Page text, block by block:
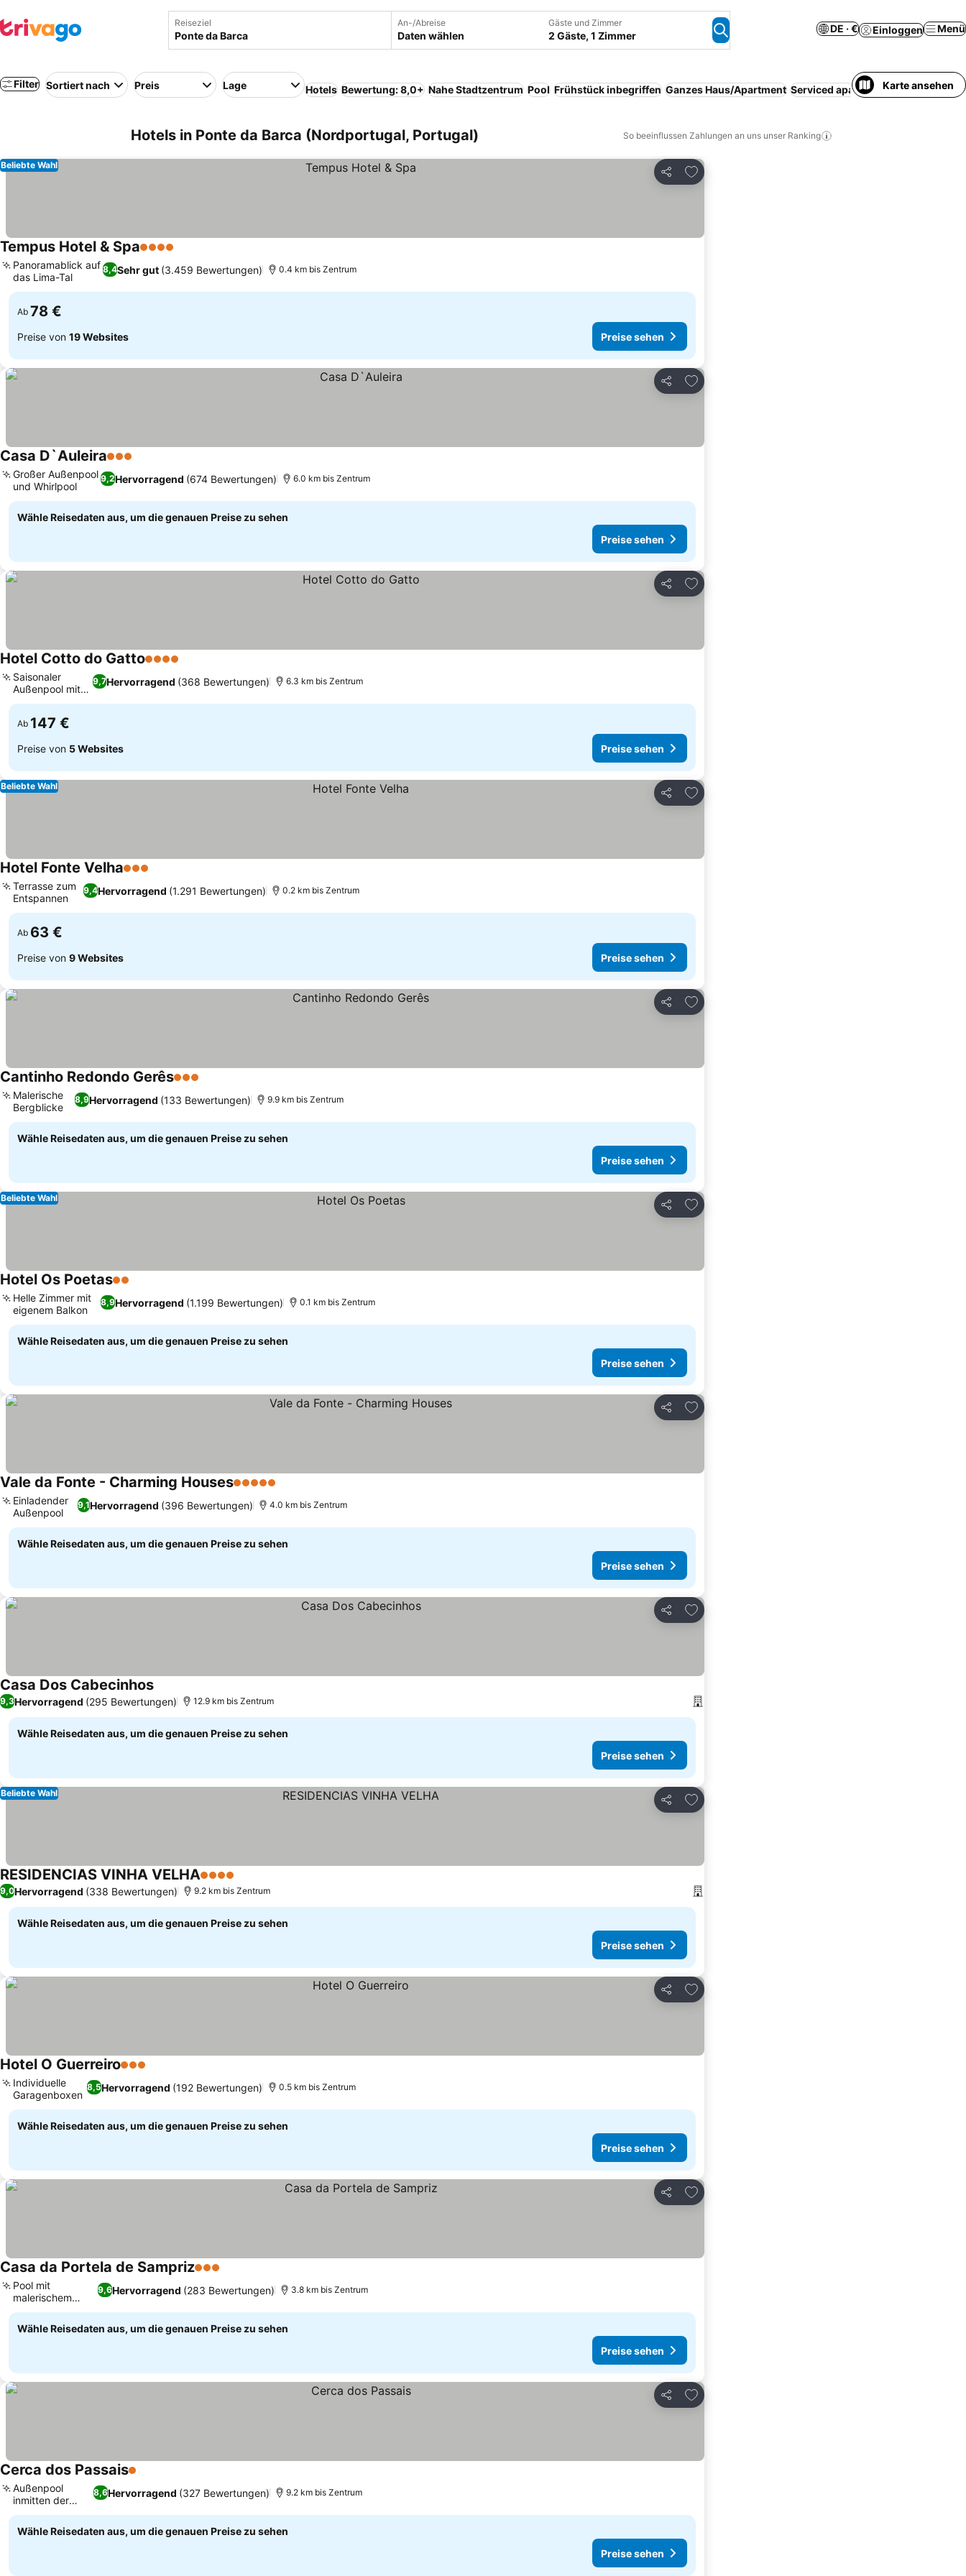
Reiseziel An-/Abreise
Daten wählen
Gäste und Zimmer
2 Gäste, 1 Zimmer
DE · € Einloggen Menü
Filter Sortiert nach Preis Lage Hotels Bewertung: 8,0+ Nahe Stadtzentrum Pool Frühstück inbegriffen Ganzes Haus/Apartment Serviced apartment Parkplatz
Karte ansehen
Hotels in Ponte da Barca (Nordportugal, Portugal) So beeinflussen Zahlungen an uns unser Ranking
Teilen
Zu Favoriten hinzufügen
Beliebte Wahl
Tempus Hotel & Spa4 Sterne
8,4Sehr gut (3.459 Bewertungen)
Panoramablick auf
das Lima-Tal
0.4 km bis Zentrum
Ab 78 €
Preise von 19 Websites Preise sehen
Teilen
Zu Favoriten hinzufügen
Casa D`Auleira3 Sterne
9,2Hervorragend (674 Bewertungen)
Großer Außenpool
und Whirlpool
6.0 km bis Zentrum
Wähle Reisedaten aus, um die genauen Preise zu sehen
Preise sehen
Teilen
Zu Favoriten hinzufügen
Hotel Cotto do Gatto4 Sterne
9,7Hervorragend (368 Bewertungen)
Saisonaler
Außenpool mit
Bar
6.3 km bis Zentrum
Ab 147 €
Preise von 5 Websites Preise sehen
Teilen
Zu Favoriten hinzufügen
Beliebte Wahl
Hotel Fonte Velha3 Sterne
9,4Hervorragend (1.291 Bewertungen)
Terrasse zum
Entspannen
0.2 km bis Zentrum
Ab 63 €
Preise von 9 Websites Preise sehen
Teilen
Zu Favoriten hinzufügen
Cantinho Redondo Gerês3 Sterne
8,9Hervorragend (133 Bewertungen)
Malerische
Bergblicke
9.9 km bis Zentrum
Wähle Reisedaten aus, um die genauen Preise zu sehen
Preise sehen
Teilen
Zu Favoriten hinzufügen
Beliebte Wahl
Hotel Os Poetas2 Sterne
8,9Hervorragend (1.199 Bewertungen)
Helle Zimmer mit
eigenem Balkon
0.1 km bis Zentrum
Wähle Reisedaten aus, um die genauen Preise zu sehen
Preise sehen
Teilen
Zu Favoriten hinzufügen
Vale da Fonte - Charming Houses5 Sterne
9,1Hervorragend (396 Bewertungen)
Einladender
Außenpool
4.0 km bis Zentrum
Wähle Reisedaten aus, um die genauen Preise zu sehen
Preise sehen
Teilen
Zu Favoriten hinzufügen
Casa Dos CabecinhosPreise sehen
9,3Hervorragend (295 Bewertungen) 12.9 km bis Zentrum
Wähle Reisedaten aus, um die genauen Preise zu sehen
Preise sehen
Teilen
Zu Favoriten hinzufügen
Beliebte Wahl
RESIDENCIAS VINHA VELHA4 Sterne
9,0Hervorragend (338 Bewertungen) 9.2 km bis Zentrum
Wähle Reisedaten aus, um die genauen Preise zu sehen
Preise sehen
Teilen
Zu Favoriten hinzufügen
Hotel O Guerreiro3 Sterne
8,5Hervorragend (192 Bewertungen)
Individuelle
Garagenboxen
0.5 km bis Zentrum
Wähle Reisedaten aus, um die genauen Preise zu sehen
Preise sehen
Teilen
Zu Favoriten hinzufügen
Casa da Portela de Sampriz3 Sterne
9,6Hervorragend (283 Bewertungen)
Pool mit
malerischem
Bergblick
3.8 km bis Zentrum
Wähle Reisedaten aus, um die genauen Preise zu sehen
Preise sehen
Teilen
Zu Favoriten hinzufügen
Cerca dos Passais1 Sterne
8,6Hervorragend (327 Bewertungen)
Außenpool
inmitten der
Natur
9.2 km bis Zentrum
Wähle Reisedaten aus, um die genauen Preise zu sehen
Preise sehen